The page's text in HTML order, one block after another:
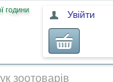
години Увійти